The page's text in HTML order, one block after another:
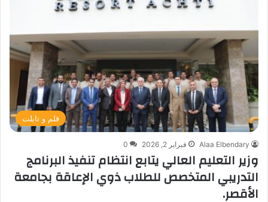
قلم و تابلت
Alaa Elbendary فبراير 2, 2026 0
وزير التعليم العالي يتابع انتظام تنفيذ البرنامج
التدريبي المتخصص للطلاب ذوي الإعاقة بجامعة
الأقصر.